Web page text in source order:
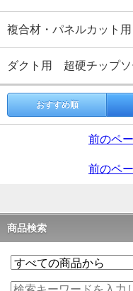
複合材・パネルカット用
ダクト用 超硬チップ
おすすめ順
前のペ
前のペ
商品検索